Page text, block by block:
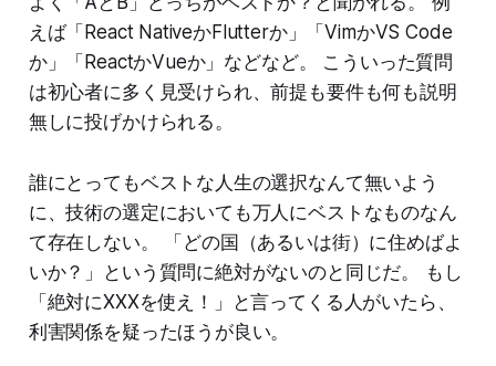
えば「React NativeかFlutterか」「VimかVS Code
か」「ReactかVueか」などなど。 こういった質問
は初心者に多く見受けられ、前提も要件も何も説明
無しに投げかけられる。
誰にとってもベストな人生の選択なんて無いよう
に、技術の選定においても万人にベストなものなん
て存在しない。 「どの国（あるいは街）に住めばよ
いか？」という質問に絶対がないのと同じだ。 もし
「絶対にXXXを使え！」と言ってくる人がいたら、
利害関係を疑ったほうが良い。